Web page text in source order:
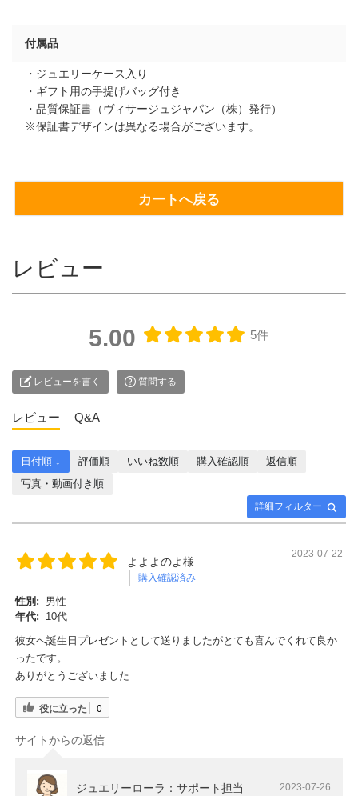
付属品
・ジュエリーケース入り
・ギフト用の手提げバッグ付き
・品質保証書（ヴィサージュジャパン（株）発行）
※保証書デザインは異なる場合がございます。
カートへ戻る
レビュー
5.00 5件
レビューを書く 質問する
レビュー Q&A
詳細フィルター
日付順 ↓ 評価順 いいね数順 購入確認順
返信順
写真・動画付き順
よよよのよ様
購入確認済み
2023-07-22
性別:
男性
年代:
10代
彼女へ誕生日プレゼントとして送りましたがとても喜んでくれて良か
ったです。
ありがとうございました
役に立った 0
サイトからの返信
ジュエリーローラ：サポート担当 2023-07-26